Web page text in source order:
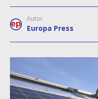
Autor
Europa Press